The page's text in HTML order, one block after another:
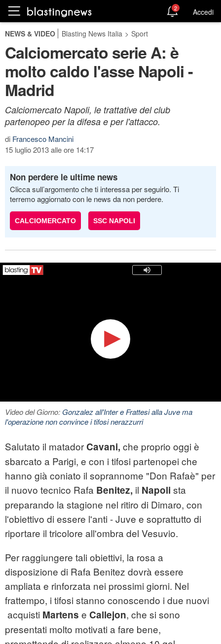
2 Accedi
NEWS & VIDEO Blasting News Italia > Sport
Calciomercato serie A: è
molto caldo l'asse Napoli -
Madrid
Calciomercato Napoli, le trattative del club
partenopeo per la difesa e per l'attacco.
di Francesco Mancini
15 luglio 2013 alle ore 14:17
Non perdere le ultime news
Clicca sull’argomento che ti interessa per seguirlo. Ti
terremo aggiornato con le news da non perdere.
CALCIOMERCATO SSC NAPOLI
Video del Giorno: Gonzalez all'Inter e Frattesi alla Juve ma
l'operazione non convince i tifosi nerazzurri
Salutato il matador Cavani, che proprio oggi è
sbarcato a Parigi, e con i tifosi partenopei che
hanno già coniato il soprannome "Don Rafaè" per
il nuovo tecnico Rafa Benitez, il Napoli sta
preparando la stagione nel ritiro di Dimaro, con
l'obiettivo di essere l'anti - Juve e soprattutto di
riportare il tricolore all'ombra del Vesuvio.
Per raggiungere tali obiettivi, la rosa a
disposizione di Rafa Benitez dovrà essere
ampliata e rinforzata nei prossimi giorni. Nel
frattempo, i tifosi stanno conoscendo i due nuovi
acquisti Martens e Callejon, che si sono
presentati molto motivati a fare bene,